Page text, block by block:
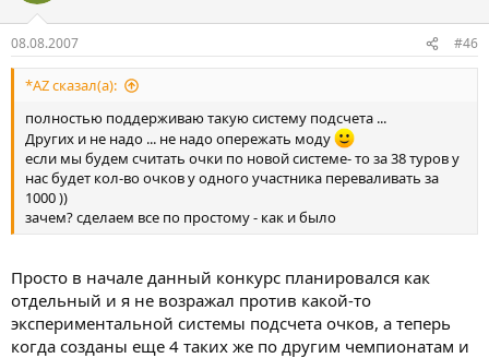
08.08.2007 #46
*AZ сказал(а):
полностью поддерживаю такую систему подсчета ...
Других и не надо ... не надо опережать моду
если мы будем считать очки по новой системе- то за 38 туров у
нас будет кол-во очков у одного участника переваливать за
1000 ))
зачем? сделаем все по простому - как и было
Просто в начале данный конкурс планировался как
отдельный и я не возражал против какой-то
экспериментальной системы подсчета очков, а теперь
когда созданы еще 4 таких же по другим чемпионатам и